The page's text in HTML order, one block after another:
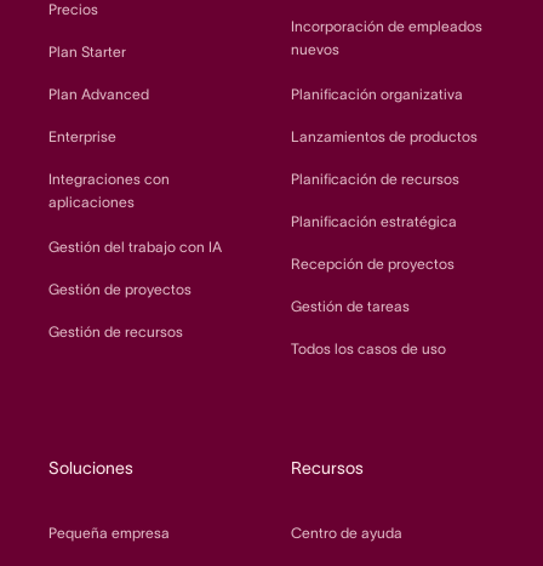
Precios
Plan Starter
Plan Advanced
Enterprise
Integraciones con
aplicaciones
Gestión del trabajo con IA
Gestión de proyectos
Gestión de recursos
Incorporación de empleados
nuevos
Planificación organizativa
Lanzamientos de productos
Planificación de recursos
Planificación estratégica
Recepción de proyectos
Gestión de tareas
Todos los casos de uso
Soluciones
Pequeña empresa
Recursos
Centro de ayuda